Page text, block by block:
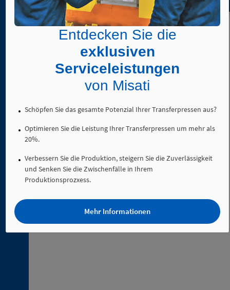
Entdecken Sie die
exklusiven
Serviceleistungen
von Misati
Schöpfen Sie das gesamte Potenzial Ihrer Transferpressen aus?
Optimieren Sie die Leistung Ihrer Transferpressen um mehr als
20%.
Verbessern Sie die Produktion, steigern Sie die Zuverlässigkeit
und Senken Sie die Zwischenfälle in Ihrem
Produktionsprozxess.
Mehr Informationen
4. 3.
Verbindungsstücke
aus
Technopolymer
Klemmstücke
aus
Aluminium
4. 7.
Klemmstücke
Stahl
Greifer-
Profilschiene
Pneumatik-Ersatzteilkit ref. KJ-…
Pneumatik-Ersatzteilkit für hohe Temperaturen